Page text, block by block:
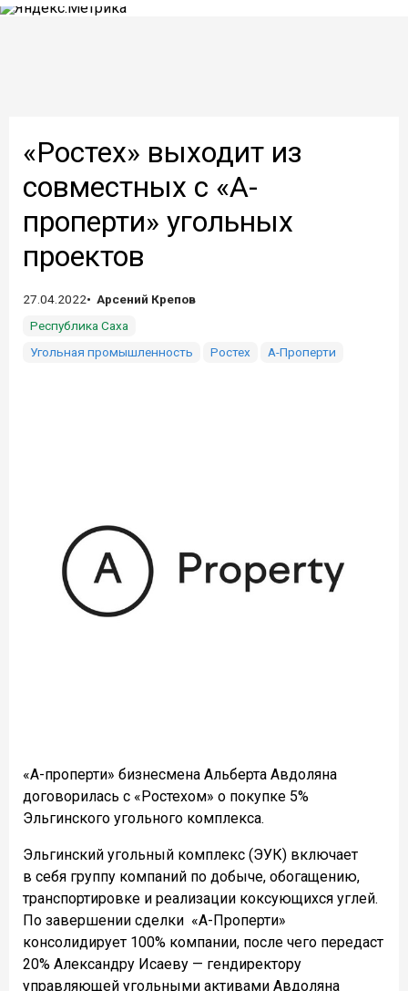
«Ростех» выходит из
совместных с «А-
проперти» угольных
проектов
27.04.2022
Арсений Крепов
Республика Саха
Угольная промышленность
Ростех А-Проперти
«А-проперти» бизнесмена Альберта Авдоляна
договорилась с «Ростехом» о покупке 5%
Эльгинского угольного комплекса.
Эльгинский угольный комплекс (ЭУК) включает
в себя группу компаний по добыче, обогащению,
транспортировке и реализации коксующихся углей.
По завершении сделки «А-Проперти»
консолидирует 100% компании, после чего передаст
20% Александру Исаеву — гендиректору
управляющей угольными активами Авдоляна